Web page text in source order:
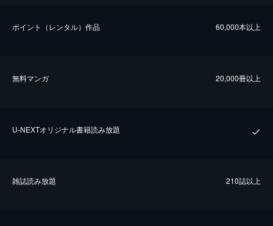
ポイント（レンタル）作品 60,000本以上
無料マンガ 20,000冊以上
U-NEXTオリジナル書籍読み放題
雑誌読み放題 210誌以上